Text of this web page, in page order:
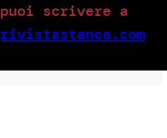
scrivere a